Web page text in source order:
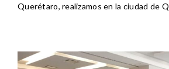
Querétaro, realizamos en la ciudad de